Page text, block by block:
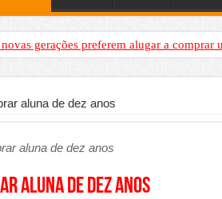
gerações preferem alugar a comprar
de evoluir sua infraestrutura digital
e traslados em Porto Seguro, Bahia
canais de denúncia das empresas
a chegada da VIVAMOMENTO ao polo
aluna de dez anos
aluna de dez anos
aluna de dez anos